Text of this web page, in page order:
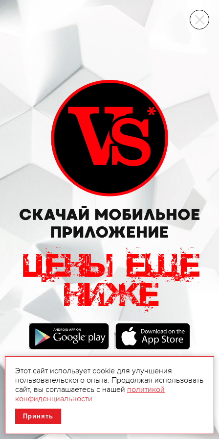
ВИННЫЙ СКЛАД
Этот сайт использует cookie для улучшения
пользовательского опыта. Продолжая использовать
сайт, вы соглашаетесь с нашей политикой
конфиденциальности.
Принять